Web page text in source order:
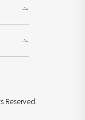
Reserved.